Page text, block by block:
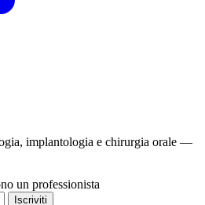
implantologia e chirurgia orale —
un professionista
Iscriviti